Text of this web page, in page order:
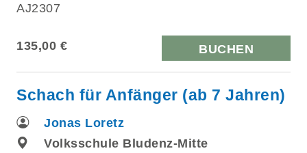
AJ2307
135,00 € BUCHEN
Schach für Anfänger (ab 7 Jahren)
Jonas Loretz
Volksschule Bludenz-Mitte